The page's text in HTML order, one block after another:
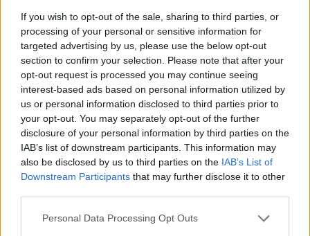
If you wish to opt-out of the sale, sharing to third parties, or
processing of your personal or sensitive information for
targeted advertising by us, please use the below opt-out
section to confirm your selection. Please note that after your
opt-out request is processed you may continue seeing
interest-based ads based on personal information utilized by
us or personal information disclosed to third parties prior to
your opt-out. You may separately opt-out of the further
disclosure of your personal information by third parties on the
IAB’s list of downstream participants. This information may
also be disclosed by us to third parties on the IAB’s List of
Downstream Participants that may further disclose it to other
Personal Data Processing Opt Outs
hamarosan akár nagyobb mozgás sem lenne meglepő a
papírtól Fentről a 4600 forint és az 50 napos mozgóátlag
tolja lefelé a kurzust, míg lentről egy rövid emelkedő
trendvonal. Felfelé ellenállások 4700 és 4940 forintnál, míg
lent támasz 4400 erősebb 4200 forintnál, itt egy rés és a
200 napos mozgóátlag erősíti a szintet.A...
KEDVES OLVASÓNK!
A keresett cikk a portfolio.hu hírarchívumához
tartozik, melynek olvasása előfizetéses
regisztrációhoz kötött.